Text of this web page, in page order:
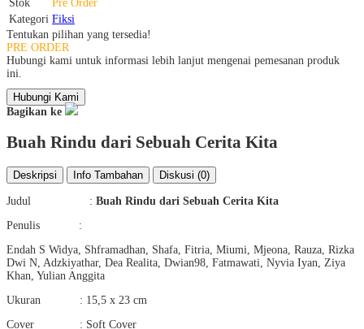
Stok
Pre Order
Kategori Fiksi
Tentukan pilihan yang tersedia!
PRE ORDER
Hubungi kami untuk informasi lebih lanjut mengenai pemesanan produk
ini.
Hubungi Kami
Bagikan ke
Buah Rindu dari Sebuah Cerita Kita
Deskripsi Info Tambahan Diskusi (0)
Judul : Buah Rindu dari Sebuah Cerita Kita
Penulis :
Endah S Widya, Shframadhan, Shafa, Fitria, Miumi, Mjeona, Rauza, Rizka
Dwi N, Adzkiyathar, Dea Realita, Dwian98, Fatmawati, Nyvia Iyan, Ziya
Khan, Yulian Anggita
Ukuran : 15,5 x 23 cm
Cover : Soft Cover